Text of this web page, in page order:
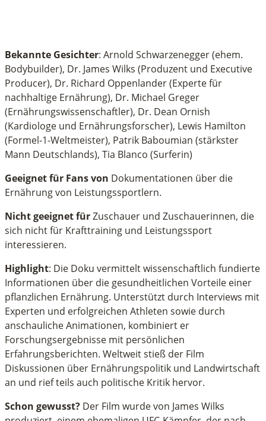
Bekannte Gesichter: Arnold Schwarzenegger (ehem.
Bodybuilder), Dr. James Wilks (Produzent und Executive
Producer), Dr. Richard Oppenlander (Experte für
nachhaltige Ernährung), Dr. Michael Greger
(Ernährungswissenschaftler), Dr. Dean Ornish
(Kardiologe und Ernährungsforscher), Lewis Hamilton
(Formel-1-Weltmeister), Patrik Baboumian (stärkster
Mann Deutschlands), Tia Blanco (Surferin)
Geeignet für Fans von Dokumentationen über die
Ernährung von Leistungssportlern.
Nicht geeignet fürZuschauer und Zuschauerinnen, die
sich nicht für Krafttraining und Leistungssport
interessieren.
Highlight: Die Doku vermittelt wissenschaftlich fundierte
Informationen über die gesundheitlichen Vorteile einer
pflanzlichen Ernährung. Unterstützt durch Interviews mit
Experten und erfolgreichen Athleten sowie durch
anschauliche Animationen, kombiniert er
Forschungsergebnisse mit persönlichen
Erfahrungsberichten. Weltweit stieß der Film
Diskussionen über Ernährungspolitik und Landwirtschaft
an und rief teils auch politische Kritik hervor.
Schon gewusst? Der Film wurde von James Wilks